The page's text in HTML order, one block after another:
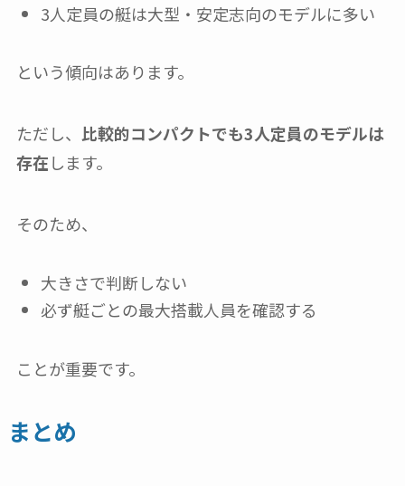
3人定員の艇は大型・安定志向のモデルに多い
という傾向はあります。
ただし、 比較的コンパクトでも3人定員のモデルは
存在します。
そのため、
大きさで判断しない
必ず艇ごとの最大搭載人員を確認する
ことが重要です。
まとめ